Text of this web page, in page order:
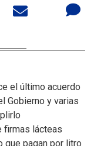
el último acuerdo
Gobierno y varias
firmas lácteas
que pagan por litro